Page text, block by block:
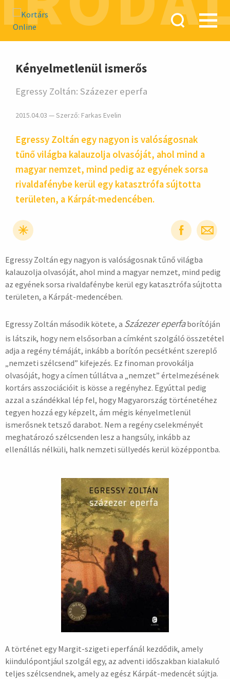
hirdetés
Kényelmetlenül ismerős
Egressy Zoltán: Százezer eperfa
2015.04.03 — Szerző: Farkas Evelin
Egressy Zoltán egy nagyon is valósá­gosnak
tűnő világba kala­uzolja olva­sóját, ahol mind a
magyar nemzet, mind pedig az egyé­nek sorsa
rivalda­fénybe kerül egy kataszt­rófa súj­totta
terü­leten, a Kárpát-me­den­cében.
hirdetés
Egressy Zoltán egy nagyon is valóságosnak tűnő világba
kalauzolja olvasóját, ahol mind a magyar nemzet, mind pedig
az egyének sorsa rivaldafénybe kerül egy katasztrófa sújtotta
területen, a Kárpát-medencében.
Egressy Zoltán második kötete, a Százezer eperfaborítóján
is látszik, hogy nem elsősorban a címként szolgáló összetétel
adja a regény témáját, inkább a borítón pecsétként szereplő
„nemzeti szélcsend” kifejezés. Ez finoman provokálja
olvasóját, hogy a címen túllátva a „nemzet” értelmezésének
kortárs asszociációit is kösse a regényhez. Egyúttal pedig
azzal a szándékkal lép fel, hogy Magyarország történetéhez
tegyen hozzá egy képzelt, ám mégis kényelmetlenül
ismerősnek tetsző darabot. Nem a regény cselekményét
meghatározó szélcsenden lesz a hangsúly, inkább az
ellenállás nélküli, halk nemzeti süllyedés kerül középpontba.
A történet egy Margit-szigeti eperfánál kezdődik, amely
kiindulópontjául szolgál egy, az adventi időszakban kialakuló
teljes szélcsendnek, amely az egész Kárpát-medencét sújtja.